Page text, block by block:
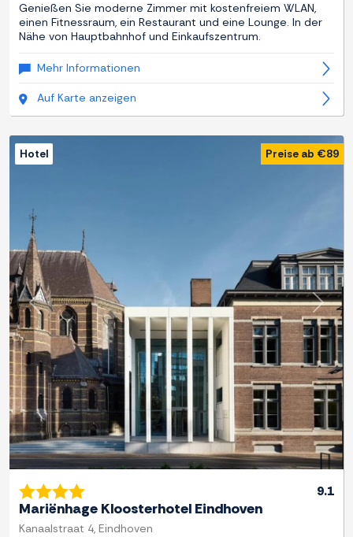
Genießen Sie moderne Zimmer mit kostenfreiem WLAN,
einen Fitnessraum, ein Restaurant und eine Lounge. In der
Nähe von Hauptbahnhof und Einkaufszentrum.
Mehr Informationen
Auf Karte anzeigen
Zurück
Hotel Preise ab €89
9.1
Mariënhage Kloosterhotel Eindhoven
Kanaalstraat 4, Eindhoven